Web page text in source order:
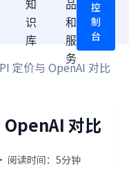
知
识
库
品
和
服
务
控
制
台
定价与 OpenAI 对比
对比
读时间：5分钟